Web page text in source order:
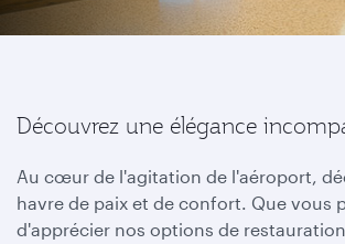
Découvrez une élégance
Au cœur de l'agitation de l'aéroport,
havre de paix et de confort. Que vous
d'apprécier nos options de